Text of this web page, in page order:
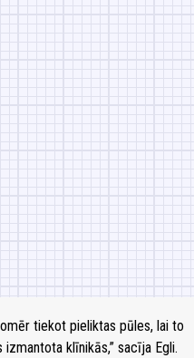
tiekot pieliktas pūles, lai to
klīnikās,” sacīja Egli.